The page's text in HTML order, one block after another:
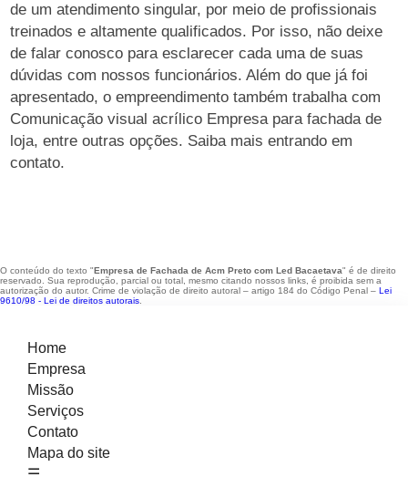
de um atendimento singular, por meio de profissionais
treinados e altamente qualificados. Por isso, não deixe
de falar conosco para esclarecer cada uma de suas
dúvidas com nossos funcionários. Além do que já foi
apresentado, o empreendimento também trabalha com
Comunicação visual acrílico Empresa para fachada de
loja, entre outras opções. Saiba mais entrando em
contato.
O conteúdo do texto "Empresa de Fachada de Acm Preto com Led Bacaetava" é de direito
reservado. Sua reprodução, parcial ou total, mesmo citando nossos links, é proibida sem a
autorização do autor. Crime de violação de direito autoral – artigo 184 do Código Penal – Lei
9610/98 - Lei de direitos autorais
Home
Empresa
Missão
Serviços
Contato
Mapa do site
☴